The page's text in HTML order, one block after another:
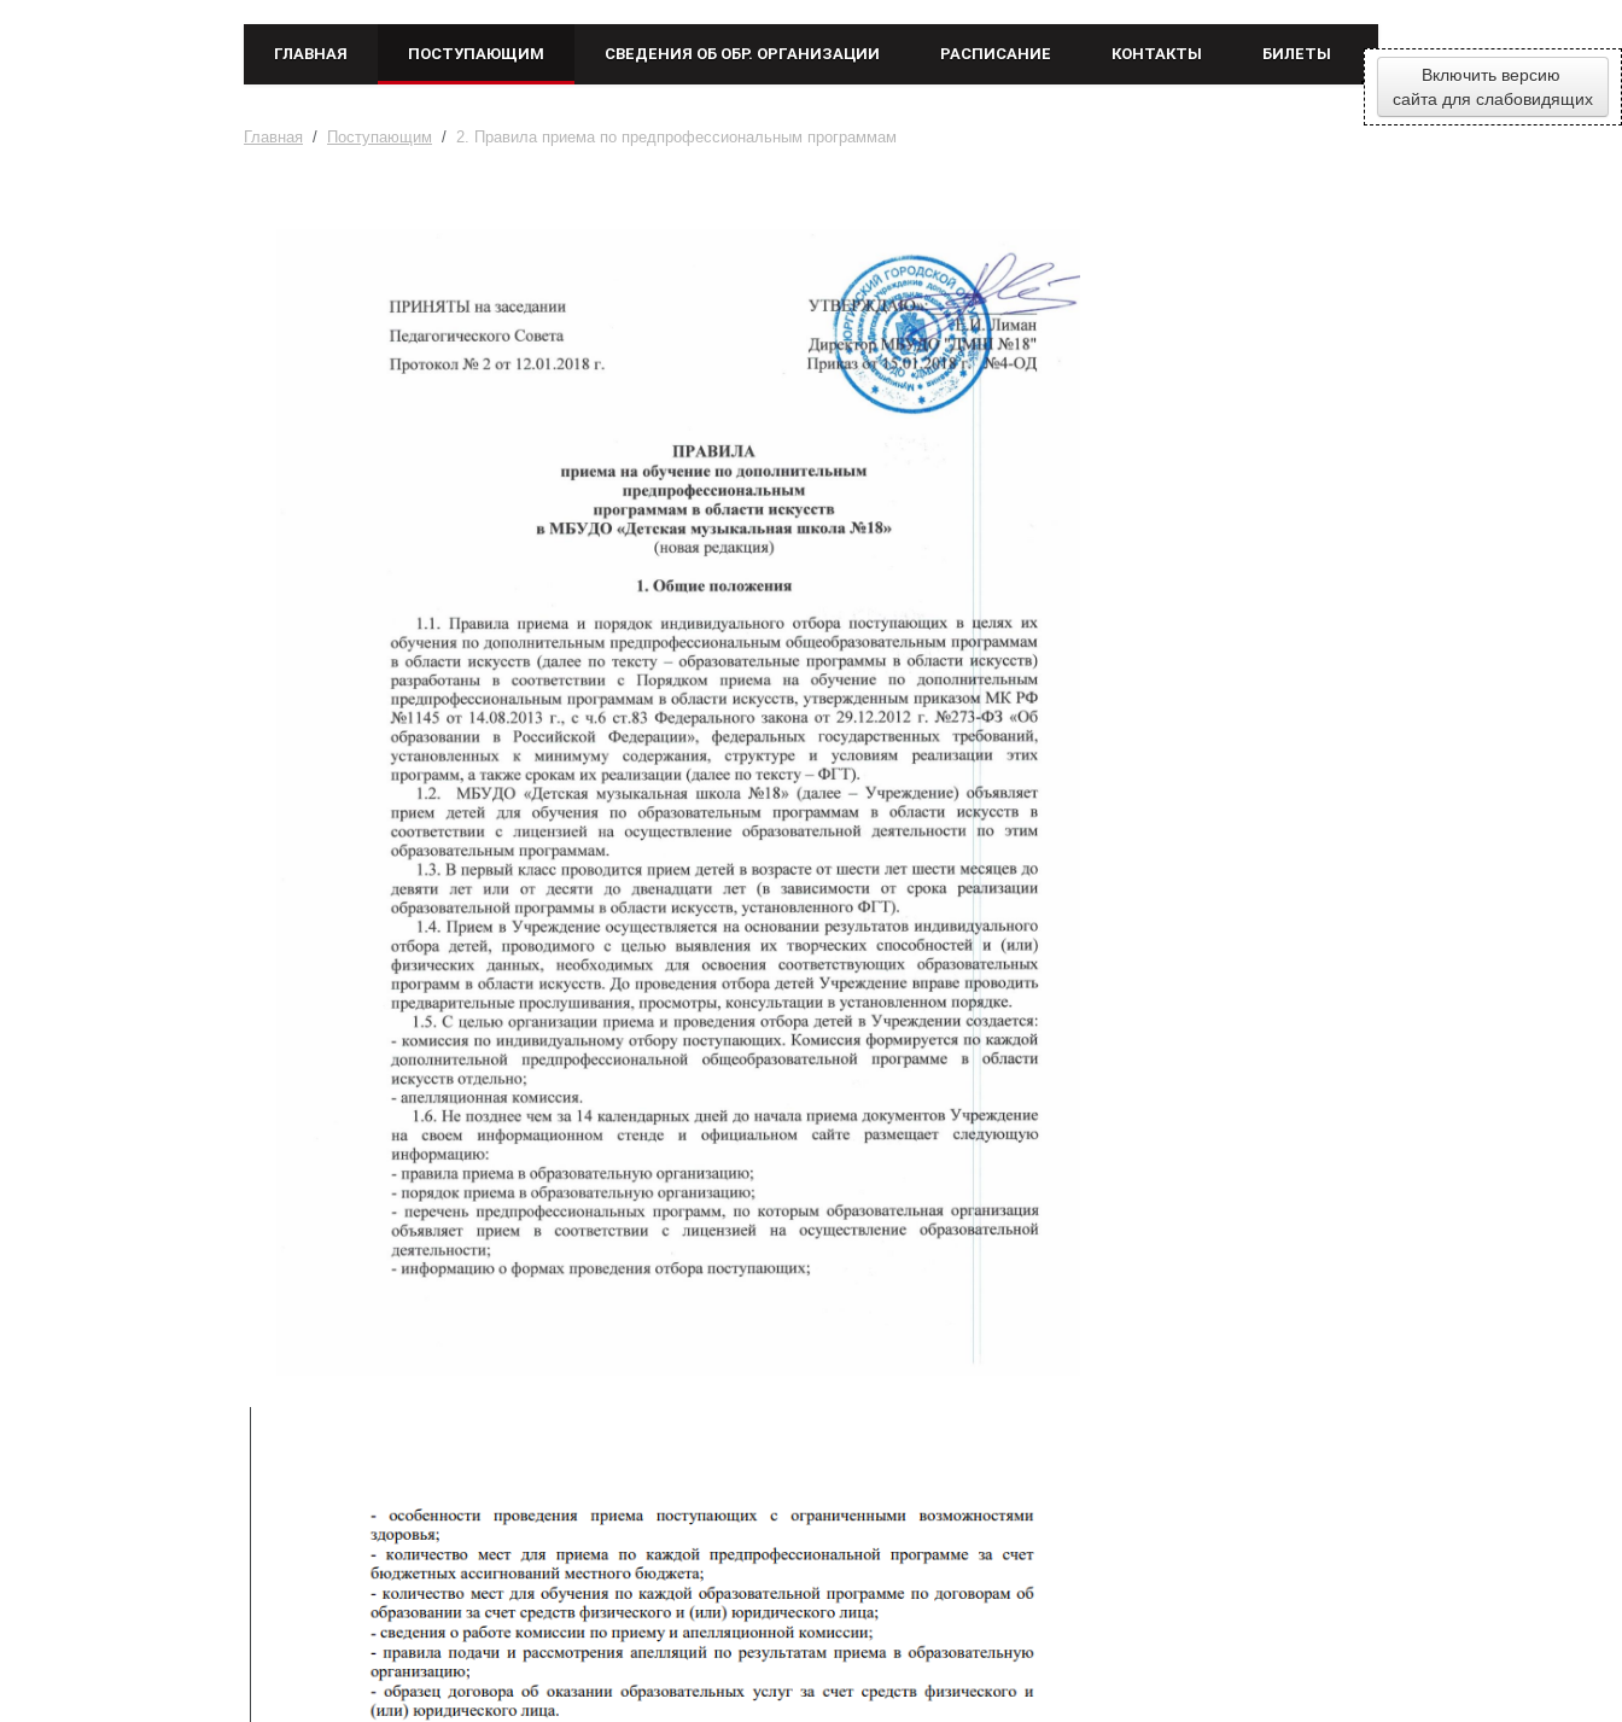
Включить версию
сайта для слабовидящих
ГЛАВНАЯ ПОСТУПАЮЩИМ СВЕДЕНИЯ ОБ ОБР. ОРГАНИЗАЦИИ РАСПИСАНИЕ КОНТАКТЫ БИЛЕТЫ
Главная / Поступающим / 2. Правила приема по предпрофессиональным программам